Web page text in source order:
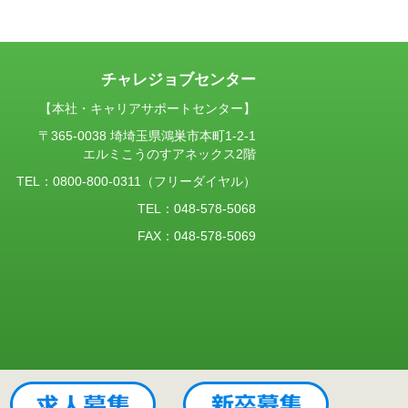
チャレジョブセンター
【本社・キャリアサポートセンター】
〒365-0038 埼埼玉県鴻巣市本町1-2-1
エルミこうのすアネックス2階
TEL： 0800-800-0311
（フリーダイヤル）
TEL：048-578-5068
FAX：048-578-5069